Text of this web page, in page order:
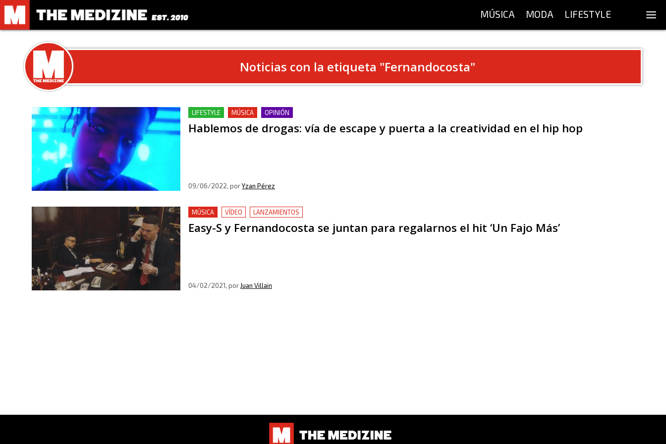
MÚSICA MODA LIFESTYLE
Noticias con la etiqueta "Fernandocosta"
LIFESTYLE MÚSICA OPINIÓN
Hablemos de drogas: vía de escape y puerta a la creatividad en el hip hop
09/06/2022, porYzan Pérez
MÚSICA VÍDEO LANZAMIENTOS
Easy-S y Fernandocosta se juntan para regalarnos el hit ‘Un Fajo Más’
04/02/2021, por Juan Villain